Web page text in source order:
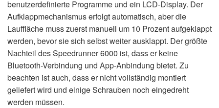
benutzerdefinierte Programme und ein LCD-Display. Der
Aufklappmechanismus erfolgt automatisch, aber die
Lauffläche muss zuerst manuell um 10 Prozent aufgeklappt
werden, bevor sie sich selbst weiter ausklappt. Der größte
Nachteil des Speedrunner 6000 ist, dass er keine
Bluetooth-Verbindung und App-Anbindung bietet. Zu
beachten ist auch, dass er nicht vollständig montiert
geliefert wird und einige Schrauben noch eingedreht
werden müssen.